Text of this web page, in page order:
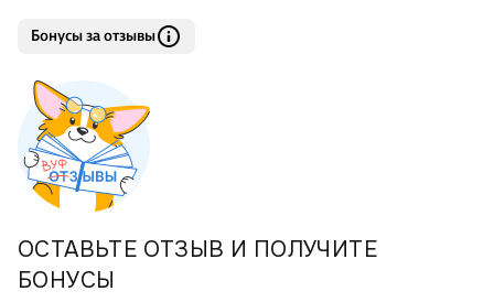
Бонусы за отзывы
ОСТАВЬТЕ ОТЗЫВ И ПОЛУЧИТЕ
БОНУСЫ